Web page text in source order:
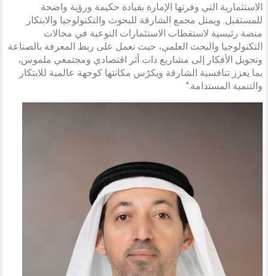
الاستثمارية التي وفرتها الإمارة بقيادة حكيمة ورؤية واضحة
للمستقبل. ويمثل مجمع الشارقة للبحوث والتكنولوجيا والابتكار
منصة رئيسية لاستقطاب الاستثمارات النوعية في مجالات
التكنولوجيا والبحث العلمي، حيث نعمل على ربط المعرفة بالصناعة
وتحويل الأفكار إلى مشاريع ذات أثر اقتصادي ومجتمعي ملموس،
بما يعزز تنافسية الشارقة ويكرّس مكانتها كوجهة عالمية للابتكار
والتنمية المستدامة.”